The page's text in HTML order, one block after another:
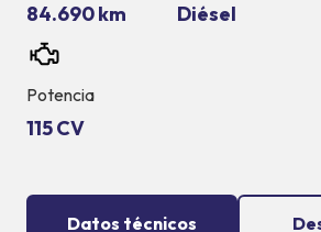
84.690 km Diésel
Potencia
115 CV
Datos técnicos